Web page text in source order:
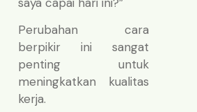
Perubahan cara
berpikir ini sangat
penting untuk
meningkatkan kualitas
kerja.